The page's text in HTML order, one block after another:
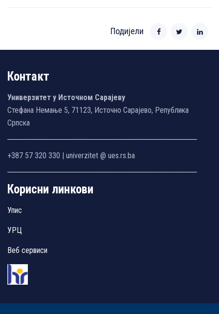
Подијели
Контакт
Универзитет у Источном Сарајеву
Стефана Немање 5, 71123, Источно Сарајево, Република
Српска
+387 57 320 330 | univerzitet @ ues.rs.ba
Корисни линкови
Упис
УРЦ
Веб сервиси